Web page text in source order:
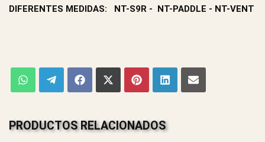
DIFERENTES MEDIDAS: NT-S9R - NT-PADDLE - NT-VENT
PRODUCTOS RELACIONADOS